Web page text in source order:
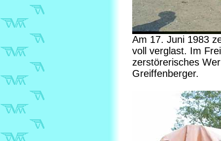
Am 17. Juni 1983
voll verglast. Im
zerstörerisches
Greiffenberger.